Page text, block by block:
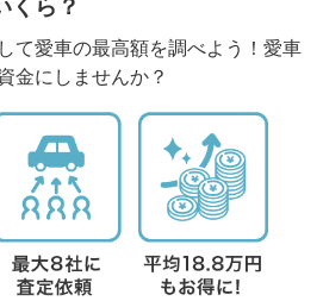
くら？
て愛車の最高額を調べよう！愛車
金にしませんか？